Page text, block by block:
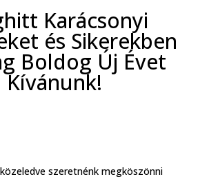
Karácsonyi
és Sikerekben
Boldog Új Évet
Kívánunk!
szeretnénk megköszönni